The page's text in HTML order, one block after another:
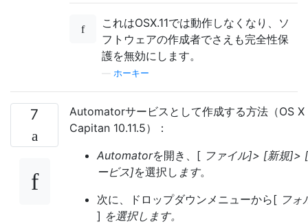
これはOSX.11では動作しなくなり、ソ
フトウェアの作成者でさえも完全性保
護を無効にします。
ホーキー
7
Automatorサービスとして作成する方法（OS X
Capitan 10.11.5）：
Automatorを開き、[ ファイル]> [新規]>
ービス]を選択し ます。
次に、ドロップダウンメニューから[ フォ
] を選択します。